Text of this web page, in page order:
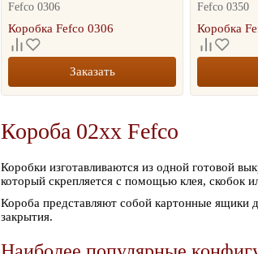
Fefco 0306
Коробка Fefco 0306
Заказать
Fefco 0350
Коробка
Короба 02xx Fefco
Коробки изготавливаются из одной готовой
который скрепляется с помощью клея, скобок
Короба представляют собой картонные ящики
закрытия.